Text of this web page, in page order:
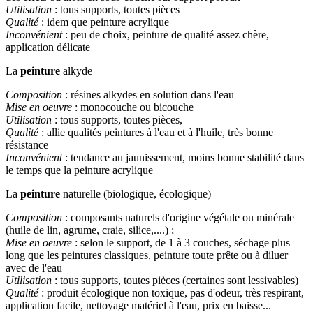
Utilisation : tous supports, toutes pièces
Qualité: idem que peinture acrylique
Inconvénient : peu de choix, peinture de qualité assez chère,
application délicate
La peinture alkyde
Composition : résines alkydes en solution dans l'eau
Mise en oeuvre : monocouche ou bicouche
Utilisation : tous supports, toutes pièces,
Qualité: allie qualités peintures à l'eau et à l'huile, très bonne
résistance
Inconvénient: tendance au jaunissement, moins bonne stabilité dans
le temps que la peinture acrylique
La peinture naturelle (biologique, écologique)
Composition : composants naturels d'origine végétale ou minérale
(huile de lin, agrume, craie, silice,....) ;
Mise en oeuvre : selon le support, de 1 à 3 couches, séchage plus
long que les peintures classiques, peinture toute prête ou à diluer
avec de l'eau
Utilisation : tous supports, toutes pièces (certaines sont lessivables)
Qualité : produit écologique non toxique, pas d'odeur, très respirant,
application facile, nettoyage matériel à l'eau, prix en baisse...